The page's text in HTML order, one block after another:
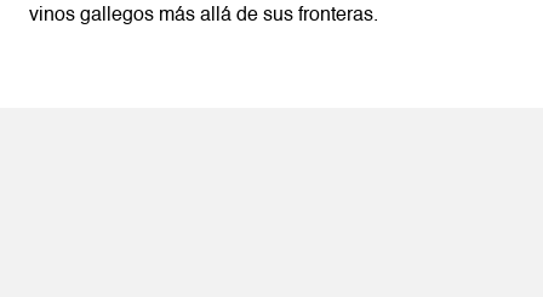
vinos gallegos más allá de sus fronteras.